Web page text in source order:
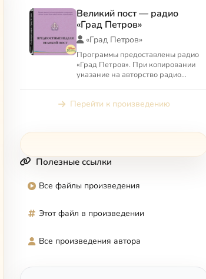
Великий пост — радио
«Град Петров»
«Град Петров»
Программы предоставлены радио
«Град Петров». При копировании
указание на авторство радио
Перейти к произведению
Полезные ссылки
Все файлы произведения
Этот файл в произведении
Все произведения автора